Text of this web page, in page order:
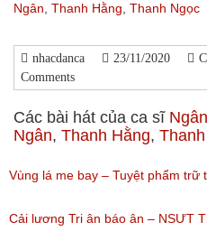
Ngân Thanh Hằng Thanh Ngọc
nhacdanca 23/11/2020
Comments
Các bài hát của ca sĩ
Ngân, Thanh Hằng,
Vùng lá me bay – Tuyệt phẩm trữ
Ngân,Thanh Hằng,Ngân Quỳnh
Cải lương Tri ân báo ân – NSƯT